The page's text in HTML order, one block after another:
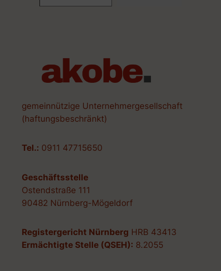
gemeinnützige Unternehmergesellschaft
(haftungsbeschränkt)
Tel.: 0911 47715650
Geschäftsstelle
Ostendstraße 111
90482 Nürnberg-Mögeldorf
Registergericht Nürnberg HRB 43413
Ermächtigte Stelle (QSEH): 8.2055